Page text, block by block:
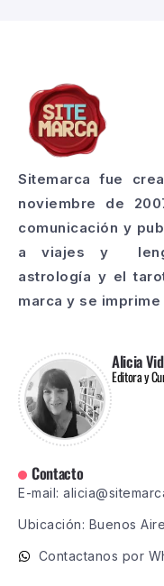
Sitemarca fue
noviembre de
comunicación y
a viajes y
astrología y el
marca y se
Alicia
Editora y
Contacto
E-mail:
Ubicación: Buenos
Contactanos por